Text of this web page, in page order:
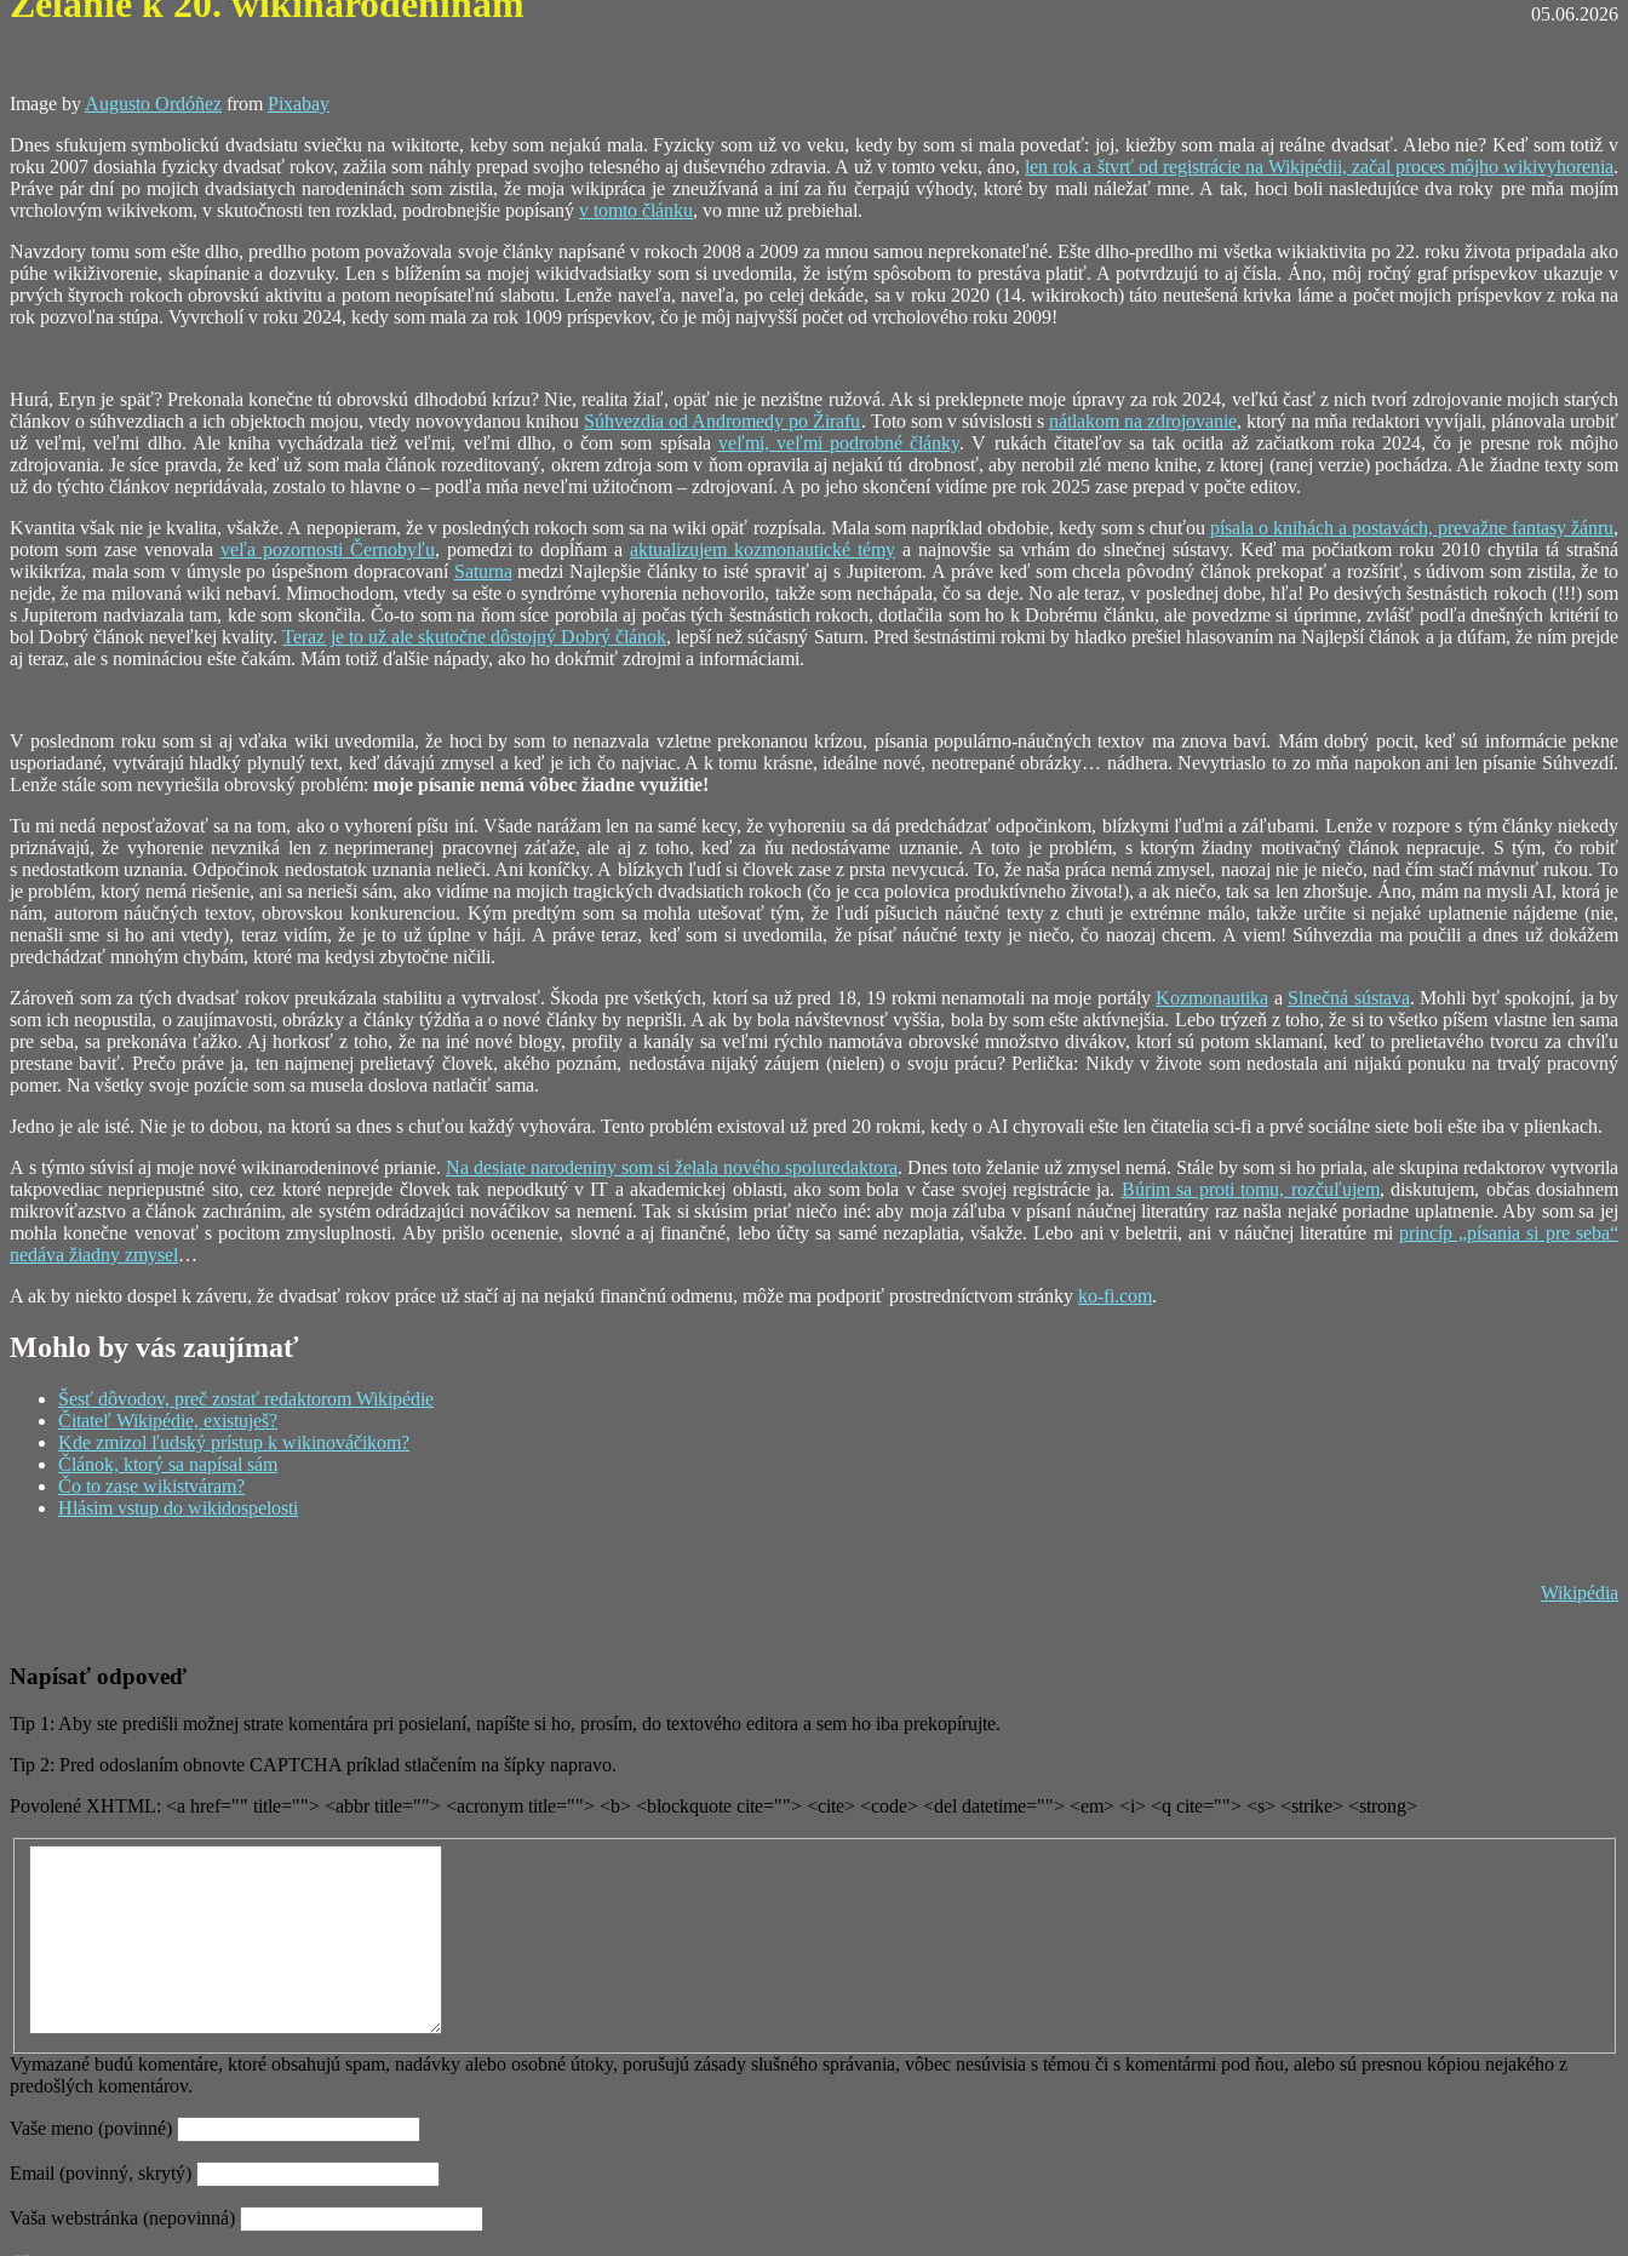
05.06.2026
Image by Augusto Ordóñez from Pixabay
Dnes sfukujem symbolickú dvadsiatu sviečku na wikitorte, keby som nejakú mala. Fyzicky som už vo veku, kedy by som si mala povedať: joj, kiežby som mala aj reálne dvadsať. Alebo nie? Keď som totiž v
roku 2007 dosiahla fyzicky dvadsať rokov, zažila som náhly prepad svojho telesného aj duševného zdravia. A už v tomto veku, áno,len rok a štvrť od registrácie na Wikipédii, začal proces môjho wikivyhorenia.
Práve pár dní po mojich dvadsiatych narodeninách som zistila, že moja wikipráca je zneužívaná a iní za ňu čerpajú výhody, ktoré by mali náležať mne. A tak, hoci boli nasledujúce dva roky pre mňa mojím
vrcholovým wikivekom, v skutočnosti ten rozklad, podrobnejšie popísaný v tomto článku, vo mne už prebiehal.
Navzdory tomu som ešte dlho, predlho potom považovala svoje články napísané v rokoch 2008 a 2009 za mnou samou neprekonateľné. Ešte dlho-predlho mi všetka wikiaktivita po 22. roku života pripadala ako
púhe wikiživorenie, skapínanie a dozvuky. Len s blížením sa mojej wikidvadsiatky som si uvedomila, že istým spôsobom to prestáva platiť. A potvrdzujú to aj čísla. Áno, môj ročný graf príspevkov ukazuje v
prvých štyroch rokoch obrovskú aktivitu a potom neopísateľnú slabotu. Lenže naveľa, naveľa, po celej dekáde, sa v roku 2020 (14. wikirokoch) táto neutešená krivka láme a počet mojich príspevkov z roka na
rok pozvoľna stúpa. Vyvrcholí v roku 2024, kedy som mala za rok 1009 príspevkov, čo je môj najvyšší počet od vrcholového roku 2009!
Hurá, Eryn je späť? Prekonala konečne tú obrovskú dlhodobú krízu? Nie, realita žiaľ, opäť nie je nezištne ružová. Ak si preklepnete moje úpravy za rok 2024, veľkú časť z nich tvorí zdrojovanie mojich starých
článkov o súhvezdiach a ich objektoch mojou, vtedy novovydanou knihou Súhvezdia od Andromedy po Žirafu. Toto som v súvislosti s nátlakom na zdrojovanie, ktorý na mňa redaktori vyvíjali, plánovala urobiť
už veľmi, veľmi dlho. Ale kniha vychádzala tiež veľmi, veľmi dlho, o čom som spísala veľmi, veľmi podrobné články. V rukách čitateľov sa tak ocitla až začiatkom roka 2024, čo je presne rok môjho
zdrojovania. Je síce pravda, že keď už som mala článok rozeditovaný, okrem zdroja som v ňom opravila aj nejakú tú drobnosť, aby nerobil zlé meno knihe, z ktorej (ranej verzie) pochádza. Ale žiadne texty som
už do týchto článkov nepridávala, zostalo to hlavne o – podľa mňa neveľmi užitočnom – zdrojovaní. A po jeho skončení vidíme pre rok 2025 zase prepad v počte editov.
Kvantita však nie je kvalita, všakže. A nepopieram, že v posledných rokoch som sa na wiki opäť rozpísala. Mala som napríklad obdobie, kedy som s chuťou písala o knihách a postavách, prevažne fantasy žánru,
potom som zase venovala veľa pozornosti Černobyľu, pomedzi to dopĺňam aaktualizujem kozmonautické témy a najnovšie sa vrhám do slnečnej sústavy. Keď ma počiatkom roku 2010 chytila tá strašná
wikikríza, mala som v úmysle po úspešnom dopracovaní Saturna medzi Najlepšie články to isté spraviť aj s Jupiterom. A práve keď som chcela pôvodný článok prekopať a rozšíriť, s údivom som zistila, že to
nejde, že ma milovaná wiki nebaví. Mimochodom, vtedy sa ešte o syndróme vyhorenia nehovorilo, takže som nechápala, čo sa deje. No ale teraz, v poslednej dobe, hľa! Po desivých šestnástich rokoch (!!!) som
s Jupiterom nadviazala tam, kde som skončila. Čo-to som na ňom síce porobila aj počas tých šestnástich rokoch, dotlačila som ho k Dobrému článku, ale povedzme si úprimne, zvlášť podľa dnešných kritérií to
bol Dobrý článok neveľkej kvality.Teraz je to už ale skutočne dôstojný Dobrý článok, lepší než súčasný Saturn. Pred šestnástimi rokmi by hladko prešiel hlasovaním na Najlepší článok a ja dúfam, že ním prejde
aj teraz, ale s nomináciou ešte čakám. Mám totiž ďalšie nápady, ako ho dokŕmiť zdrojmi a informáciami.
V poslednom roku som si aj vďaka wiki uvedomila, že hoci by som to nenazvala vzletne prekonanou krízou, písania populárno-náučných textov ma znova baví. Mám dobrý pocit, keď sú informácie pekne
usporiadané, vytvárajú hladký plynulý text, keď dávajú zmysel a keď je ich čo najviac. A k tomu krásne, ideálne nové, neotrepané obrázky… nádhera. Nevytriaslo to zo mňa napokon ani len písanie Súhvezdí.
Lenže stále som nevyriešila obrovský problém: moje písanie nemá vôbec žiadne využitie!
Tu mi nedá neposťažovať sa na tom, ako o vyhorení píšu iní. Všade narážam len na samé kecy, že vyhoreniu sa dá predchádzať odpočinkom, blízkymi ľuďmi a záľubami. Lenže v rozpore s tým články niekedy
priznávajú, že vyhorenie nevzniká len z neprimeranej pracovnej záťaže, ale aj z toho, keď za ňu nedostávame uznanie. A toto je problém, s ktorým žiadny motivačný článok nepracuje. S tým, čo robiť
s nedostatkom uznania. Odpočinok nedostatok uznania nelieči. Ani koníčky. A blízkych ľudí si človek zase z prsta nevycucá. To, že naša práca nemá zmysel, naozaj nie je niečo, nad čím stačí mávnuť rukou. To
je problém, ktorý nemá riešenie, ani sa nerieši sám, ako vidíme na mojich tragických dvadsiatich rokoch (čo je cca polovica produktívneho života!), a ak niečo, tak sa len zhoršuje. Áno, mám na mysli AI, ktorá je
nám, autorom náučných textov, obrovskou konkurenciou. Kým predtým som sa mohla utešovať tým, že ľudí píšucich náučné texty z chuti je extrémne málo, takže určite si nejaké uplatnenie nájdeme (nie,
nenašli sme si ho ani vtedy), teraz vidím, že je to už úplne v háji. A práve teraz, keď som si uvedomila, že písať náučné texty je niečo, čo naozaj chcem. A viem! Súhvezdia ma poučili a dnes už dokážem
predchádzať mnohým chybám, ktoré ma kedysi zbytočne ničili.
Zároveň som za tých dvadsať rokov preukázala stabilitu a vytrvalosť. Škoda pre všetkých, ktorí sa už pred 18, 19 rokmi nenamotali na moje portály Kozmonautika a Slnečná sústava. Mohli byť spokojní, ja by
som ich neopustila, o zaujímavosti, obrázky a články týždňa a o nové články by neprišli. A ak by bola návštevnosť vyššia, bola by som ešte aktívnejšia. Lebo trýzeň z toho, že si to všetko píšem vlastne len sama
pre seba, sa prekonáva ťažko. Aj horkosť z toho, že na iné nové blogy, profily a kanály sa veľmi rýchlo namotáva obrovské množstvo divákov, ktorí sú potom sklamaní, keď to prelietavého tvorcu za chvíľu
prestane baviť. Prečo práve ja, ten najmenej prelietavý človek, akého poznám, nedostáva nijaký záujem (nielen) o svoju prácu? Perlička: Nikdy v živote som nedostala ani nijakú ponuku na trvalý pracovný
pomer. Na všetky svoje pozície som sa musela doslova natlačiť sama.
Jedno je ale isté. Nie je to dobou, na ktorú sa dnes s chuťou každý vyhovára. Tento problém existoval už pred 20 rokmi, kedy o AI chyrovali ešte len čitatelia sci-fi a prvé sociálne siete boli ešte iba v plienkach.
A s týmto súvisí aj moje nové wikinarodeninové prianie. Na desiate narodeniny som si želala nového spoluredaktora. Dnes toto želanie už zmysel nemá. Stále by som si ho priala, ale skupina redaktorov vytvorila
takpovediac nepriepustné sito, cez ktoré neprejde človek tak nepodkutý v IT a akademickej oblasti, ako som bola v čase svojej registrácie ja. Búrim sa proti tomu, rozčuľujem, diskutujem, občas dosiahnem
mikrovíťazstvo a článok zachránim, ale systém odrádzajúci nováčikov sa nemení. Tak si skúsim priať niečo iné: aby moja záľuba v písaní náučnej literatúry raz našla nejaké poriadne uplatnenie. Aby som sa jej
mohla konečne venovať s pocitom zmysluplnosti. Aby prišlo ocenenie, slovné a aj finančné, lebo účty sa samé nezaplatia, všakže. Lebo ani v beletrii, ani v náučnej literatúre mi princíp „písania si pre seba“
nedáva žiadny zmysel…
A ak by niekto dospel k záveru, že dvadsať rokov práce už stačí aj na nejakú finančnú odmenu, môže ma podporiť prostredníctvom stránky ko-fi.com.
Mohlo by vás zaujímať
Šesť dôvodov, preč zostať redaktorom Wikipédie
Čitateľ Wikipédie, existuješ?
Kde zmizol ľudský prístup k wikinováčikom?
Článok, ktorý sa napísal sám
Čo to zase wikistváram?
Hlásim vstup do wikidospelosti
Wikipédia
Napísať odpoveď
Tip 1: Aby ste predišli možnej strate komentára pri posielaní, napíšte si ho, prosím, do textového editora a sem ho iba prekopírujte.
Tip 2: Pred odoslaním obnovte CAPTCHA príklad stlačením na šípky napravo.
Povolené XHTML: <a href="" title=""> <abbr title=""> <acronym title=""> <b> <blockquote cite=""> <cite> <code> <del datetime=""> <em> <i> <q cite=""> <s> <strike> <strong>
Vymazané budú komentáre, ktoré obsahujú spam, nadávky alebo osobné útoky, porušujú zásady slušného správania, vôbec nesúvisia s témou či s komentármi pod ňou, alebo sú presnou kópiou nejakého z
predošlých komentárov.
Vaše meno (povinné)
Email (povinný, skrytý)
Vaša webstránka (nepovinná)